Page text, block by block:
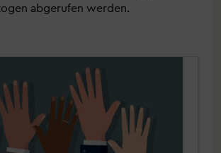
abgerufen werden.